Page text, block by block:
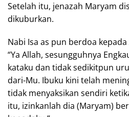
Setelah itu, jenazah Maryam
dikuburkan.
Nabi Isa as pun berdoa kepada
“Ya Allah, sesungguhnya
kataku dan tidak sedikitpun
dari-Mu. Ibuku kini telah
tidak menyaksikan sendiri
itu, izinkanlah dia (Maryam)